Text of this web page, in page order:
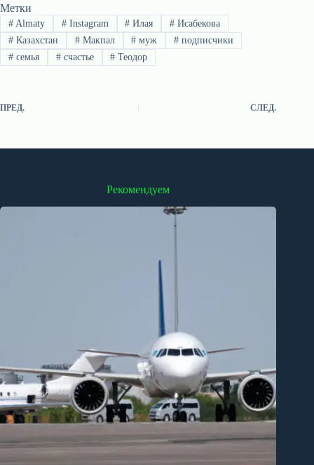
Метки
#Almaty #Instagram # Илая # Исабекова
#Казахстан #Макпал # муж # подписчики
#семья #счастье # Теодор
ПРЕД. СЛЕД.
Рекомендуем